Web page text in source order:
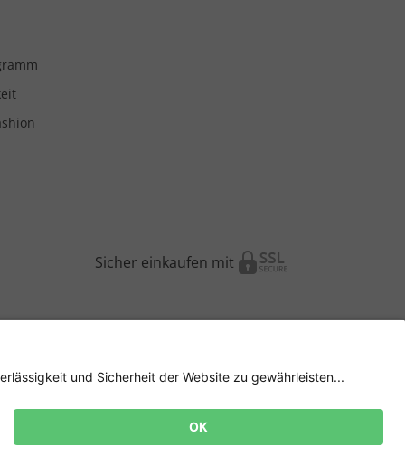
Sicher einkaufen mit